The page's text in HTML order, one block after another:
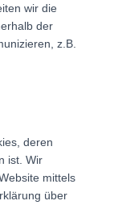
wir die
der
z.B.
deren
ist. Wir
mittels
über